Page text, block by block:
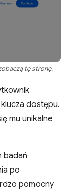
tę stronę.
dostępu.
mu unikalne
badań
po
pomocny